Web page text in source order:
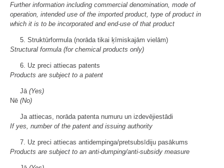
Further information including commercial denomination, mode of
operation, intended use of the imported product, type of product in
which it is to be incorporated and end-use of that product
5. Struktūrformula (norāda tikai ķīmiskajām vielām)
Structural formula (for chemical products only)
6. Uz preci attiecas patents
Products are subject to a patent
Jā (Yes)
Nē (No)
Ja attiecas, norāda patenta numuru un izdevējiestādi
If yes, number of the patent and issuing authority
7. Uz preci attiecas antidempinga/pretsubsīdiju pasākums
Products are subject to an anti-dumping/anti-subsidy measure